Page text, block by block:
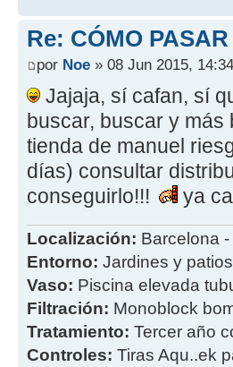
Re: CÓMO
por Noe » 08 Jun 2015, 14:34
Jajaja, sí cafan, sí
buscar, buscar y más
tienda de manuel
días) consultar
conseguirlo!!!
ya
Localización: Barcelona
Entorno: Jardines y patios
Vaso: Piscina elevada
Filtración: Monoblock
Tratamiento: Tercer año
Controles: Tiras Aqu..ek